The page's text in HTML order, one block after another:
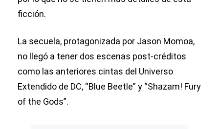
ficción.
La secuela, protagonizada por Jason Momoa,
no llegó a tener dos escenas post-créditos
como las anteriores cintas del Universo
Extendido de DC, “Blue Beetle” y “Shazam! Fury
of the Gods”.